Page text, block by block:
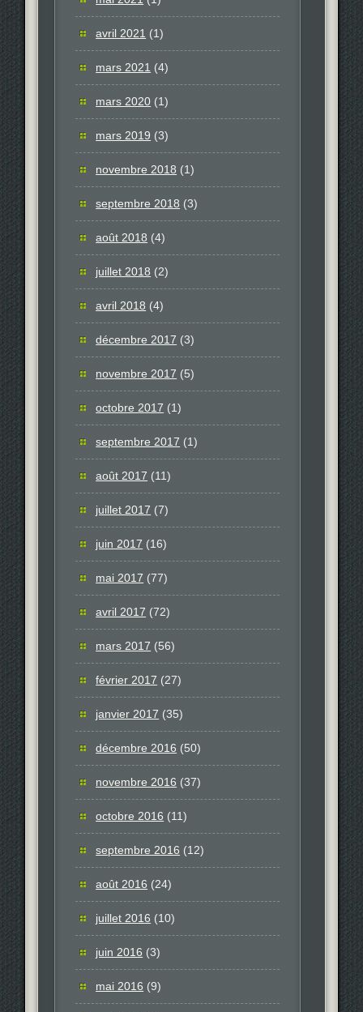
avril 2021 (1)
mars 2021 (4)
mars 2020 (1)
mars 2019 (3)
novembre 2018 (1)
septembre 2018 (3)
août 2018 (4)
juillet 2018 (2)
avril 2018 (4)
décembre 2017 (3)
novembre 2017 (5)
octobre 2017 (1)
septembre 2017 (1)
août 2017 (11)
juillet 2017 (7)
juin 2017 (16)
mai 2017 (77)
avril 2017 (72)
mars 2017 (56)
février 2017 (27)
janvier 2017 (35)
décembre 2016 (50)
novembre 2016 (37)
octobre 2016 (11)
septembre 2016 (12)
août 2016 (24)
juillet 2016 (10)
juin 2016 (3)
mai 2016 (9)